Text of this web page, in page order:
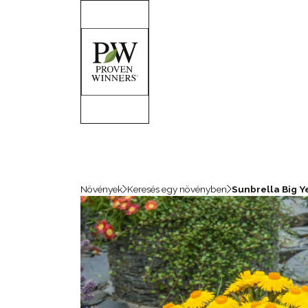
Növények Keresés egy növényben Sunbrella Big